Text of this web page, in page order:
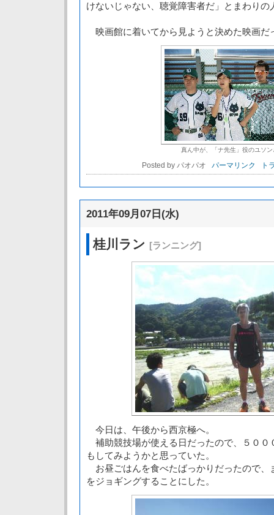
けないじゃない、聴覚障害者だ」とまわり
映画館に着いてから見ようと決めた映画だ
真ん中が、「ナ先生」役のユソン
Posted by パオパオ パーマリンク ト
2011年09月07日(水)
桂川ラン [ランニング]
今日は、午後から西京極へ。
補助競技場が使える日だったので、５００
もしてみようかと思っていた。
お昼ごはんを食べたばっかりだったので、
をジョギングすることにした。